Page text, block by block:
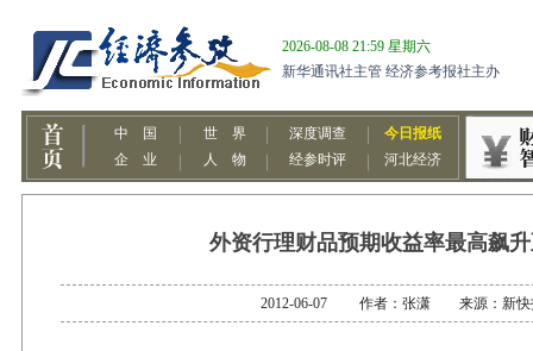
外资行理财品预期收益率最高飙
2012-06-07 作者：张潇 来源：新快